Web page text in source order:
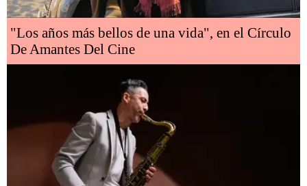
"Los años más bellos de una vida", en el Círculo
De Amantes Del Cine